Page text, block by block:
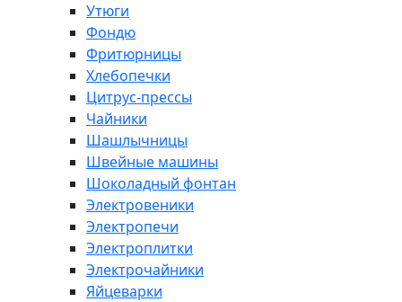
Утюги
Фондю
Фритюрницы
Хлебопечки
Цитрус-прессы
Чайники
Шашлычницы
Швейные машины
Шоколадный фонтан
Электровеники
Электропечи
Электроплитки
Электрочайники
Яйцеварки